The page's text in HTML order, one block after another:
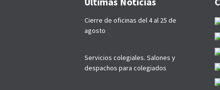
Cierre de oficinas del 4 al 25 de
agosto
Servicios colegiales. Salones y
despachos para colegiados